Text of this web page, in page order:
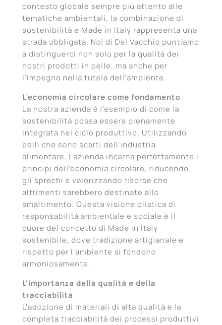
contesto globale sempre più attento alle
tematiche ambientali, la combinazione di
sostenibilità e Made in Italy rappresenta una
strada obbligata. Noi di Del Vacchio puntiamo
a distinguerci non solo per la qualità dei
nostri prodotti in pelle, ma anche per
l’impegno nella tutela dell’ambiente.
L’economia circolare come fondamento
La nostra azienda è l’esempio di come la
sostenibilità possa essere pienamente
integrata nel ciclo produttivo. Utilizzando
pelli che sono scarti dell'industria
alimentare, l'azienda incarna perfettamente i
principi dell’economia circolare, riducendo
gli sprechi e valorizzando risorse che
altrimenti sarebbero destinate allo
smaltimento. Questa visione olistica di
responsabilità ambientale e sociale è il
cuore del concetto di Made in Italy
sostenibile, dove tradizione artigianale e
rispetto per l’ambiente si fondono
armoniosamente.
L'importanza della qualità e della
tracciabilità
L'adozione di materiali di alta qualità e la
completa tracciabilità dei processi produttivi